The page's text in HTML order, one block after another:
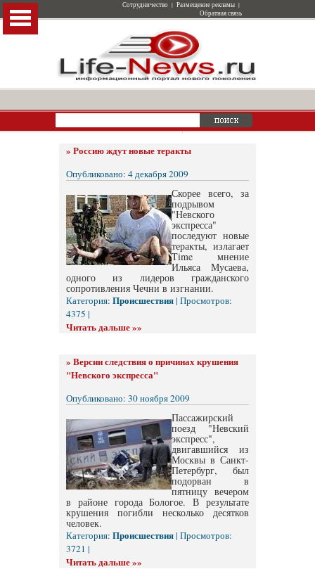
Сотрудничество | Размещение рекламы |
Обратная связь
» Россию ждут новые теракты
Опубликовано: 4 декабря 2009
Скорее всего, за
подрывом
"Невского
экспресса"
последуют новые
теракты, излагает
Time мнение
Ильяса Мусаева,
одного из лидеров гражданского
сопротивления Чечни в изгнании.
Категория: Происшествия| Просмотров:
4375 |
Читать дальше »»
» Версии следствия о причинах крушения
"Невского экспресса"
Опубликовано: 30 ноября 2009
Пассажирский
поезд "Невский
экспресс",
двигавшийся из
Москвы в Санкт-
Петербург, был
подорван в
пятницу вечером
в районе города Бологое. В результате
крушения погибли несколько десятков
человек.
Категория: Происшествия| Просмотров:
3721 |
Читать дальше »»